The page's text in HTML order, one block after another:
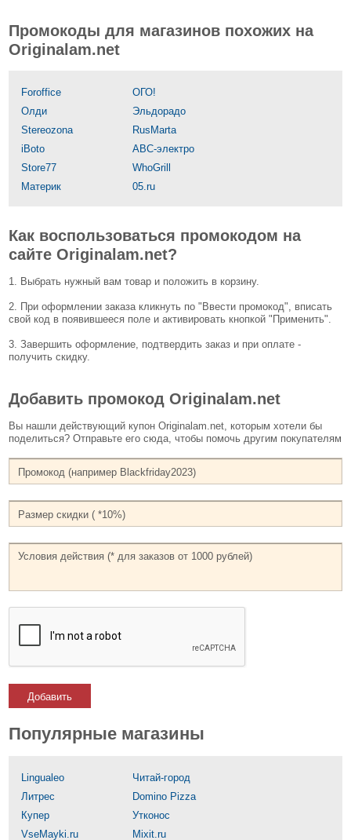
Промокоды для магазинов похожих на
Originalam.net
Foroffice
ОГО!
Олди
Эльдорадо
Stereozona
RusMarta
iBoto
АВС-электро
Store77
WhoGrill
Материк
05.ru
Как воспользоваться промокодом на
сайте Originalam.net?
1. Выбрать нужный вам товар и положить в корзину.
2. При оформлении заказа кликнуть по "Ввести промокод", вписать
свой код в появившееся поле и активировать кнопкой "Применить".
3. Завершить оформление, подтвердить заказ и при оплате -
получить скидку.
Добавить промокод Originalam.net
Вы нашли действующий купон Originalam.net, которым хотели бы
поделиться? Отправьте его сюда, чтобы помочь другим покупателям
Добавить
Популярные магазины
Lingualeo
Читай-город
Литрес
Domino Pizza
Купер
Утконос
VseMayki.ru
Mixit.ru